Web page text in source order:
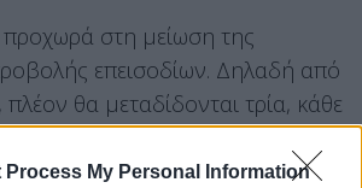
Process My Personal Information
στη μείωση της
επεισοδίων. Δηλαδή από
πλέον θα μεταδίδονται τρία, κάθε
Τετάρτη στις 21:00, ενώ
τι μέλλει γενέσθαι με